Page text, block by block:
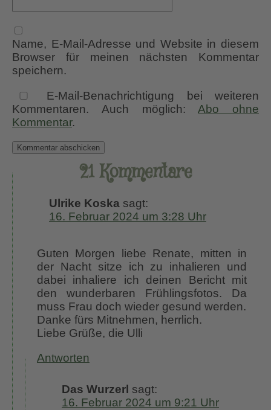
Name, E-Mail-Adresse und Website in diesem
Browser für meinen nächsten Kommentar
speichern.
E-Mail-Benachrichtigung bei weiteren
Kommentaren. Auch möglich:Abo ohne
Kommentar.
21 Kommentare
Ulrike Koska sagt:
16. Februar 2024 um 3:28 Uhr
Guten Morgen liebe Renate, mitten in
der Nacht sitze ich zu inhalieren und
dabei inhaliere ich deinen Bericht mit
den wunderbaren Frühlingsfotos. Da
muss Frau doch wieder gesund werden.
Danke fürs Mitnehmen, herrlich.
Liebe Grüße, die Ulli
Antworten
Das Wurzerl sagt:
16. Februar 2024 um 9:21 Uhr